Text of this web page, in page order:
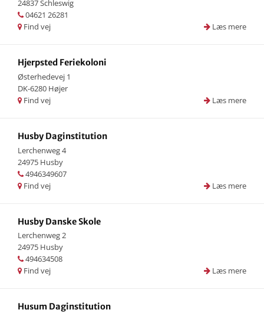
24837 Schleswig
04621 26281
Læs mere
Find vej
Hjerpsted Feriekoloni
Østerhedevej 1
DK-6280 Højer
Læs mere
Find vej
Husby Daginstitution
Lerchenweg 4
24975 Husby
4946349607
Læs mere
Find vej
Husby Danske Skole
Lerchenweg 2
24975 Husby
494634508
Læs mere
Find vej
Husum Daginstitution